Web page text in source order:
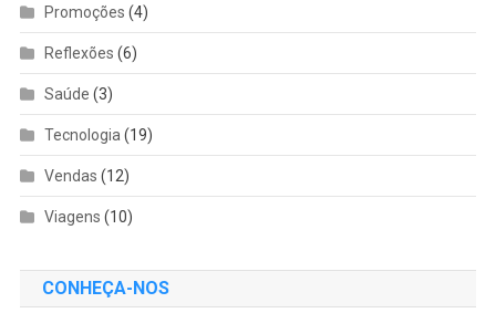
Promoções (4)
Reflexões (6)
Saúde (3)
Tecnologia (19)
Vendas (12)
Viagens (10)
CONHEÇA-NOS